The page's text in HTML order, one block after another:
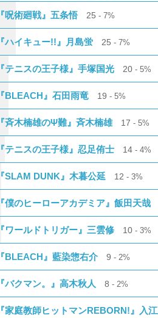
『呪術廻戦』五条悟 25 7%
『ハイキュー!!』月島蛍 25 7%
『テニスの王子様』手塚国光 20 5%
『BLEACH』石田雨竜 19 5%
『斉木楠雄のΨ難』斉木楠雄 17 5%
『テニスの王子様』忍足侑士 14 4%
『SLAM DUNK』木暮公延 12 3%
『僕のヒーローアカデミア』飯田天哉
『ワールドトリガー』三雲修 10 3%
『BLEACH』藍染惣右介 9 2%
『バクマン。』高木秋人 8 2%
『家庭教師ヒットマンREBORN!』入